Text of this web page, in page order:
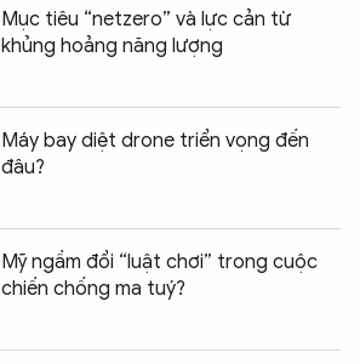
Mục tiêu “netzero” và lực cản từ
khủng hoảng năng lượng
Máy bay diệt drone triển vọng đến
đâu?
Mỹ ngầm đổi “luật chơi” trong cuộc
chiến chống ma tuý?